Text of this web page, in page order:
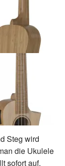
Steg wird
die Ukulele
sofort auf,